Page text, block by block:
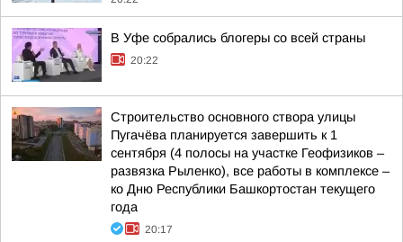
В Уфе собрались блогеры со всей страны
20:22
Строительство основного створа улицы
Пугачёва планируется завершить к 1
сентября (4 полосы на участке Геофизиков –
развязка Рыленко), все работы в комплексе –
ко Дню Республики Башкортостан текущего
года
20:17